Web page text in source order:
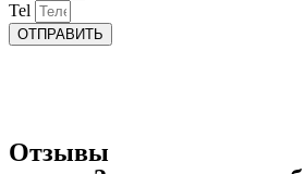
Tel
ОТПРАВИТЬ
Отзывы